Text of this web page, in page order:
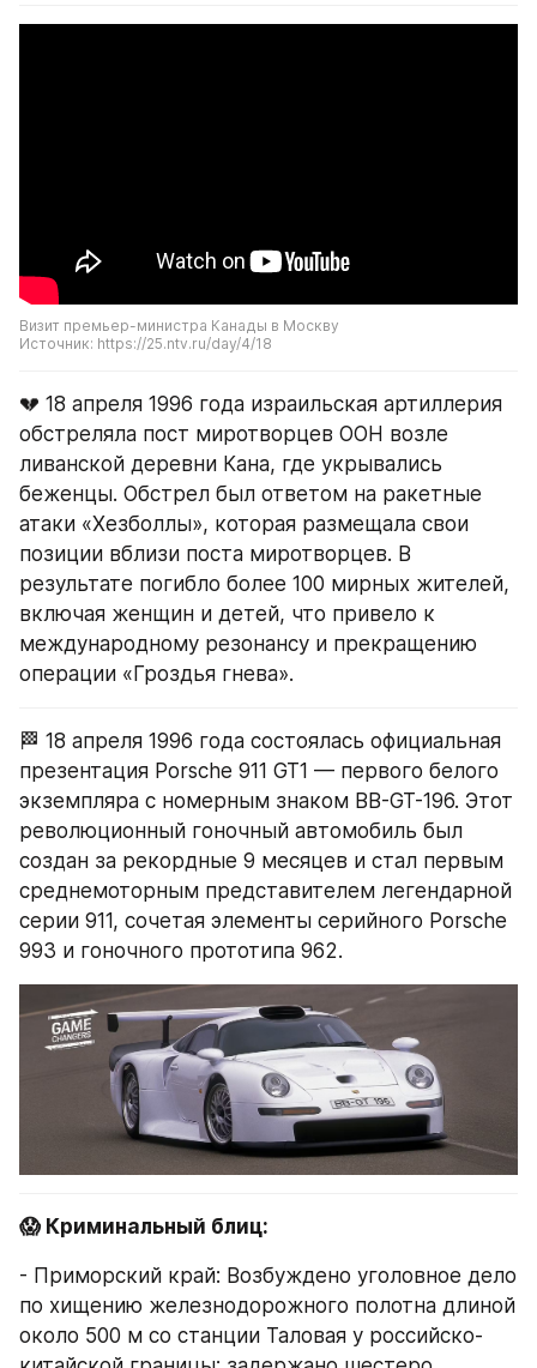
Визит премьер-министра Канады в Москву
Источник: https://25.ntv.ru/day/4/18
💔 18 апреля 1996 года израильская артиллерия
обстреляла пост миротворцев ООН возле
ливанской деревни Кана, где укрывались
беженцы. Обстрел был ответом на ракетные
атаки «Хезболлы», которая размещала свои
позиции вблизи поста миротворцев. В
результате погибло более 100 мирных жителей,
включая женщин и детей, что привело к
международному резонансу и прекращению
операции «Гроздья гнева».
🏁 18 апреля 1996 года состоялась официальная
презентация Porsche 911 GT1 — первого белого
экземпляра с номерным знаком BB-GT-196. Этот
революционный гоночный автомобиль был
создан за рекордные 9 месяцев и стал первым
среднемоторным представителем легендарной
серии 911, сочетая элементы серийного Porsche
993 и гоночного прототипа 962.
😱 Криминальный блиц:
- Приморский край: Возбуждено уголовное дело
по хищению железнодорожного полотна длиной
около 500 м со станции Таловая у российско-